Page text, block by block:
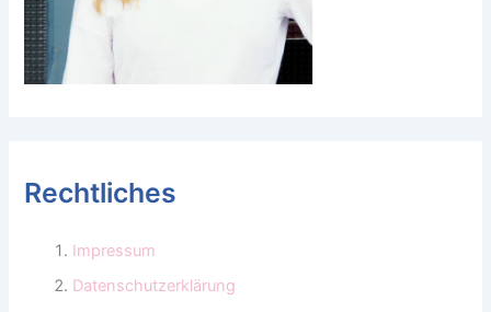
Rechtliches
Impressum
Datenschutzerklärung